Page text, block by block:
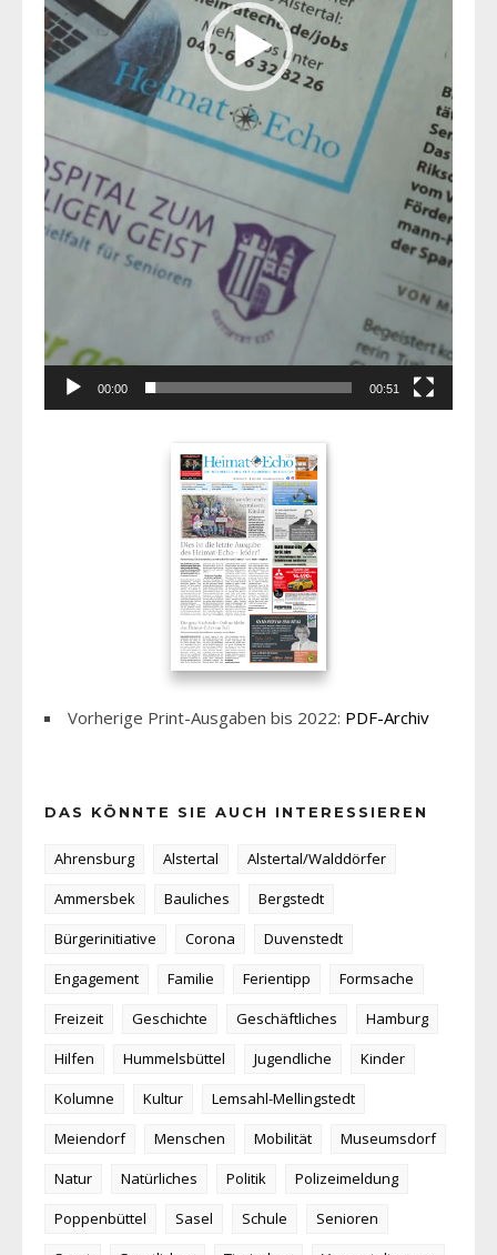
00:00 00:51
Vorherige Print-Ausgaben bis 2022: PDF-Archiv
DAS KÖNNTE SIE AUCH INTERESSIEREN
Ahrensburg Alstertal
Alstertal/Walddörfer
Ammersbek
Bauliches
Bergstedt
Bürgerinitiative
Corona
Duvenstedt
Engagement
Familie Ferientipp
Formsache
Freizeit
Geschichte Geschäftliches
Hamburg
Hilfen
Hummelsbüttel Jugendliche
Kinder
Kolumne
Kultur
Lemsahl-Mellingstedt
Meiendorf
Menschen Mobilität
Museumsdorf
Natur
Natürliches Politik
Polizeimeldung
Poppenbüttel
Sasel Schule
Senioren